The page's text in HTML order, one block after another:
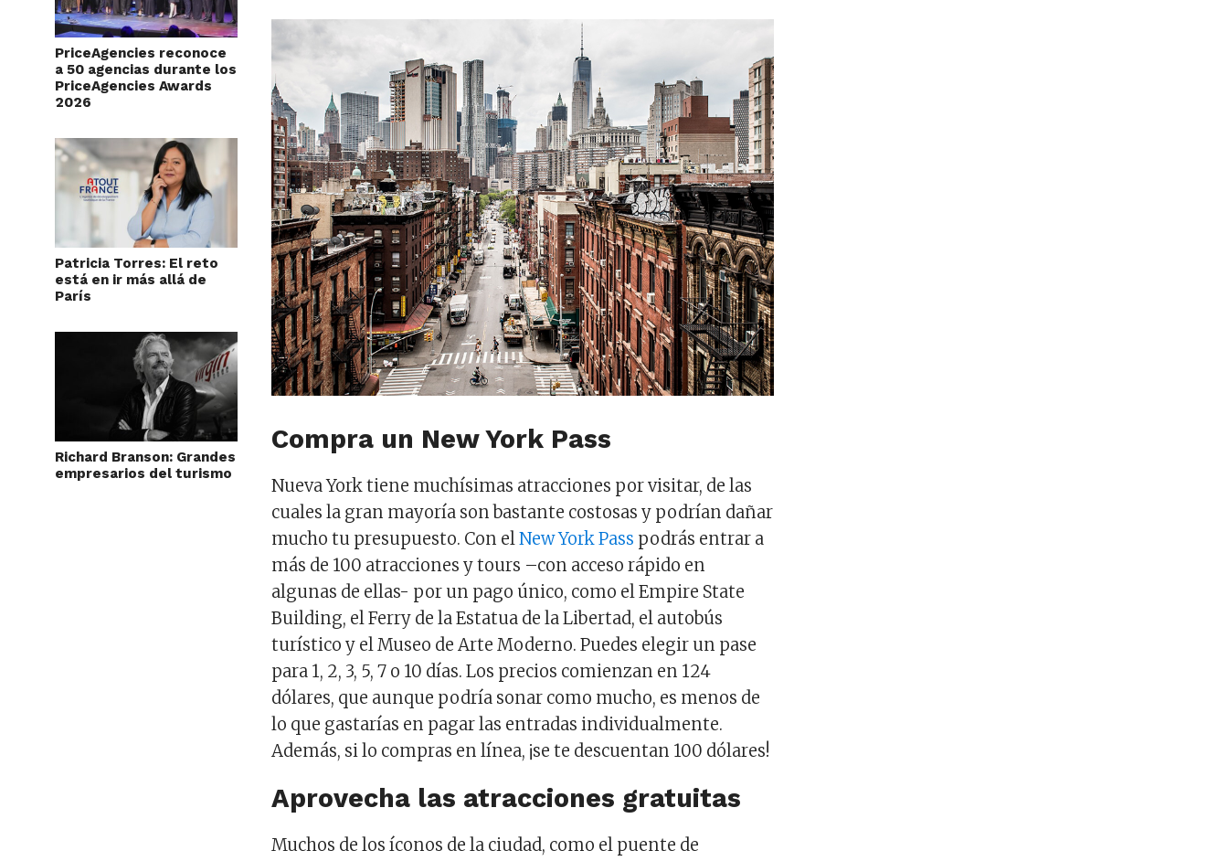
PriceAgencies reconoce
a 50 agencias durante los
PriceAgencies Awards
2026
Patricia Torres: El reto
está en ir más allá de
París
Richard Branson: Grandes
empresarios del turismo
Compra un New York Pass
Nueva York tiene muchísimas atracciones por visitar, de las
cuales la gran mayoría son bastante costosas y podrían dañar
mucho tu presupuesto. Con elNew York Pass podrás entrar a
más de 100 atracciones y tours –con acceso rápido en
algunas de ellas- por un pago único, como el Empire State
Building, el Ferry de la Estatua de la Libertad, el autobús
turístico y el Museo de Arte Moderno. Puedes elegir un pase
para 1, 2, 3, 5, 7 o 10 días. Los precios comienzan en 124
dólares, que aunque podría sonar como mucho, es menos de
lo que gastarías en pagar las entradas individualmente.
Además, si lo compras en línea, ¡se te descuentan 100 dólares!
Aprovecha las atracciones gratuitas
Muchos de los íconos de la ciudad, como el puente de